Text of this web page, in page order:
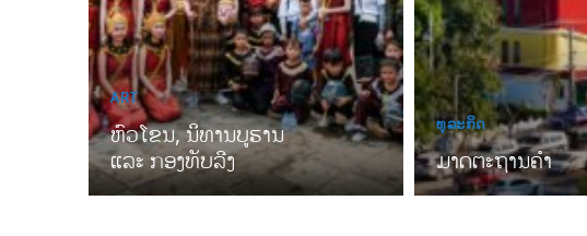
ART
ຫົວໂຂນ, ນິທານບູຮານ
ແລະ ກອງທັບລີງ
ທຸລະກິດ
ມາດຕະຖານຄໍາ